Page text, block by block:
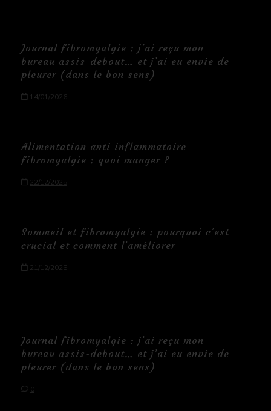
Journal fibromyalgie : j’ai reçu mon
bureau assis-debout… et j’ai eu envie de
pleurer (dans le bon sens)
14/01/2026
Alimentation anti inflammatoire
fibromyalgie : quoi manger ?
22/12/2025
Sommeil et fibromyalgie : pourquoi c’est
crucial et comment l’améliorer
21/12/2025
Journal fibromyalgie : j’ai reçu mon
bureau assis-debout… et j’ai eu envie de
pleurer (dans le bon sens)
0